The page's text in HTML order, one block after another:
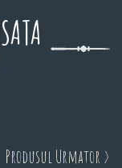
Produsul Urmator >